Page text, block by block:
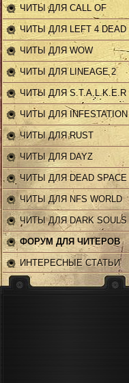
ЧИТЫ ДЛЯ CALL OF
DUTY
ЧИТЫ ДЛЯ LEFT 4 DEAD
2
ЧИТЫ ДЛЯ WOW
ЧИТЫ ДЛЯ LINEAGE 2
ЧИТЫ ДЛЯ S.T.A.L.K.E.R
ЧИТЫ ДЛЯ INFESTATION
ЧИТЫ ДЛЯ RUST
ЧИТЫ ДЛЯ DAYZ
ЧИТЫ ДЛЯ DEAD SPACE
2
ЧИТЫ ДЛЯ NFS WORLD
ЧИТЫ ДЛЯ DARK SOULS
2
ФОРУМ ДЛЯ ЧИТЕРОВ
ИНТЕРЕСНЫЕ СТАТЬИ